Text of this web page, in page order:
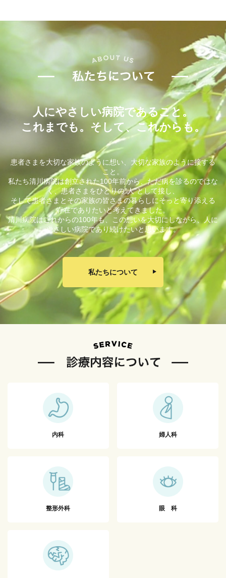
人にやさしい病院であること。
これまでも。そして、これからも。
患者さまを大切な家族のように想い、大切な家族のように接する
こと。
私たち清川病院は創立された100年前から、ただ病を診るのではな
く、患者さまをひとりの”人”として接し、
そして患者さまとその家族の皆さまの暮らしにそっと寄り添える
存在でありたいと考えてきました。
清川病院はこれからの100年も、この想いを大切にしながら、人に
やさしい病院であり続けたいと思います。
私たちについて
内科 婦人科
整形外科 眼 科